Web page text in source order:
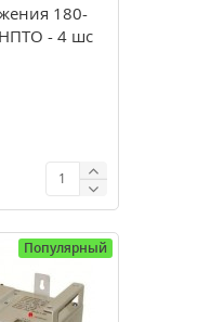
180-
- 4 шс
Популярный